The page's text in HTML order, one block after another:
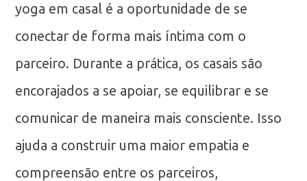
yoga em casal é a oportunidade de se
conectar de forma mais íntima com o
parceiro. Durante a prática, os casais são
encorajados a se apoiar, se equilibrar e se
comunicar de maneira mais consciente. Isso
ajuda a construir uma maior empatia e
compreensão entre os parceiros,